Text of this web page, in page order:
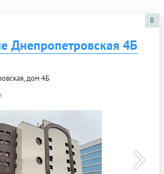
B
Днепропетровская 4Б
дом 4Б